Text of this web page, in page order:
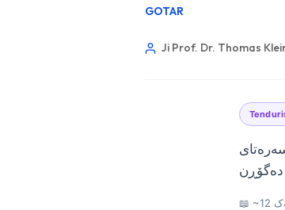
GOTAR
Ji Prof. Dr. Thomas